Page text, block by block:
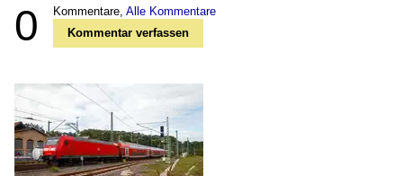
0 Kommentare, Alle Kommentare
Kommentar verfassen